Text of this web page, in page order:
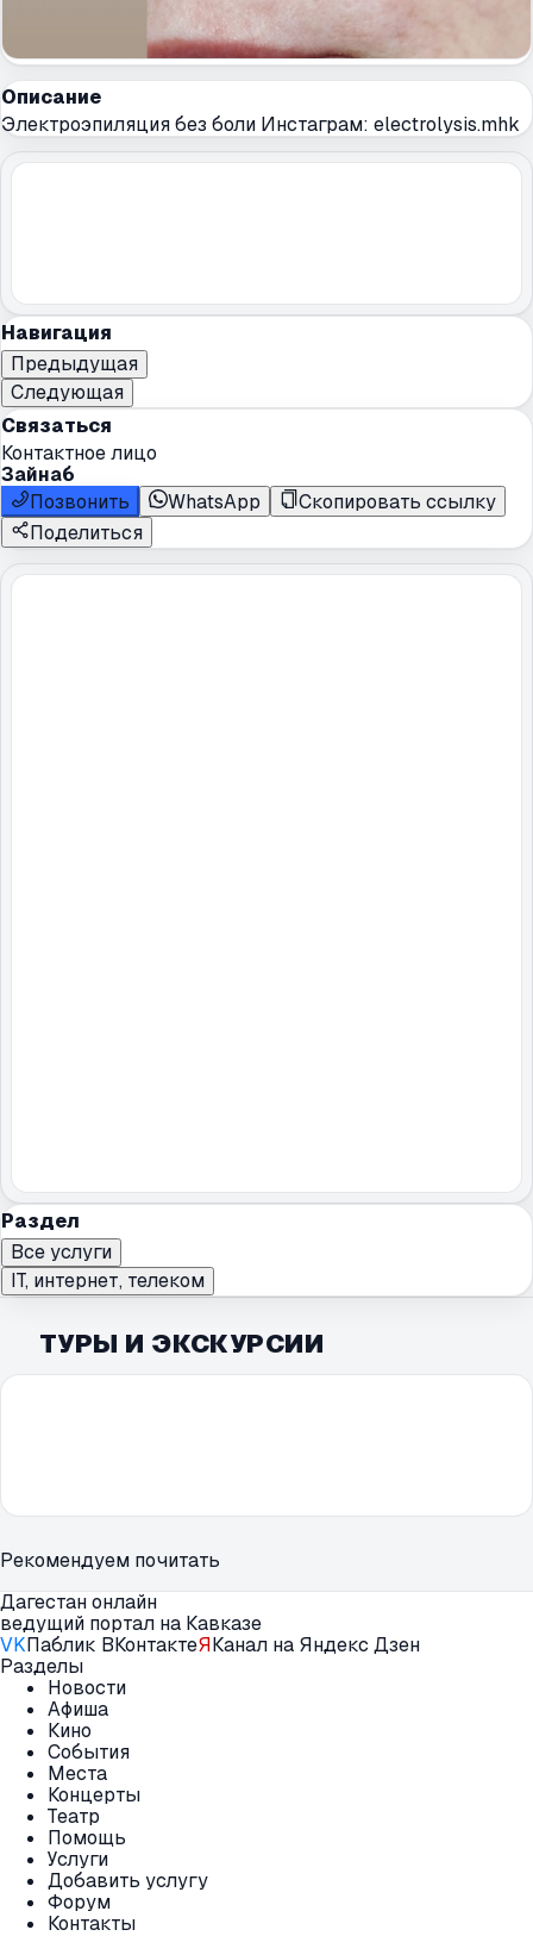
Описание
Электроэпиляция без боли Инстаграм: electrolysis.mhk
Навигация
Предыдущая
Следующая
Связаться
Контактное лицо
Зайнаб
Позвонить
WhatsApp
Скопировать ссылку
Поделиться
Раздел
Все услуги
IT, интернет, телеком
ТУРЫ И ЭКСКУРСИИ
Рекомендуем почитать
Дагестан онлайн
ведущий портал на Кавказе
VKПаблик ВКонтактеЯКанал на Яндекс Дзен
Разделы
Новости
Афиша
Кино
События
Места
Концерты
Театр
Помощь
Услуги
Добавить услугу
Форум
Контакты